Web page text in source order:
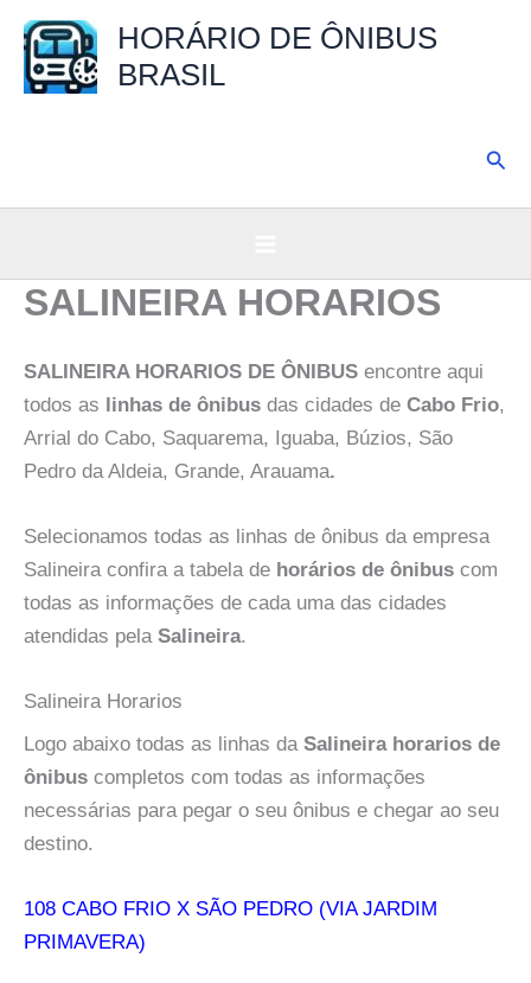
para
HORÁRIO DE ÔNIBUS
BRASIL
SALINEIRA HORARIOS
SALINEIRA HORARIOS DE ÔNIBUS encontre aqui
todos as linhas de ônibus das cidades de Cabo Frio,
Arrial do Cabo, Saquarema, Iguaba, Búzios, São
Pedro da Aldeia, Grande, Arauama.
Selecionamos todas as linhas de ônibus da empresa
Salineira confira a tabela de horários de ônibus com
todas as informações de cada uma das cidades
atendidas pela Salineira.
Salineira Horarios
Logo abaixo todas as linhas da Salineira horarios de
ônibus completos com todas as informações
necessárias para pegar o seu ônibus e chegar ao seu
destino.
108 CABO FRIO X SÃO PEDRO (VIA JARDIM
PRIMAVERA)